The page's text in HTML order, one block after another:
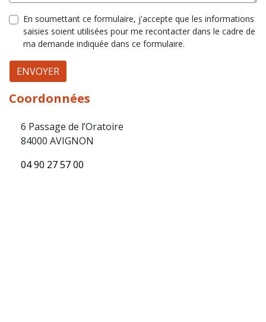
En soumettant ce formulaire, j'accepte que les informations
saisies soient utilisées pour me recontacter dans le cadre de
ma demande indiquée dans ce formulaire.
ENVOYER
Coordonnées
6 Passage de l’Oratoire
84000 AVIGNON
04 90 27 57 00